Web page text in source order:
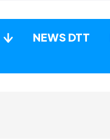
NEWS DTT